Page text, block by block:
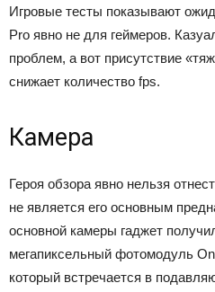
Игровые тесты показывают
Pro явно не для геймеров.
проблем, а вот присутствие
снижает количество fps.
Камера
Героя обзора явно нельзя
не является его основным
основной камеры гаджет
мегапиксельный фотомодуль
который встречается в